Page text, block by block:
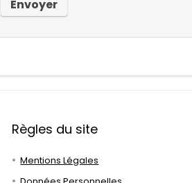
Règles du site
Mentions Légales